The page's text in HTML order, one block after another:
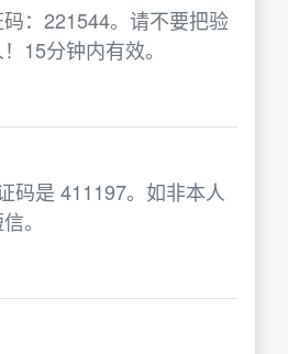
码：221544。请不要把验
15分钟内有效。
码是 411197。如非本人
。